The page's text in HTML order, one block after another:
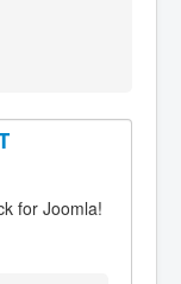
for Joomla!